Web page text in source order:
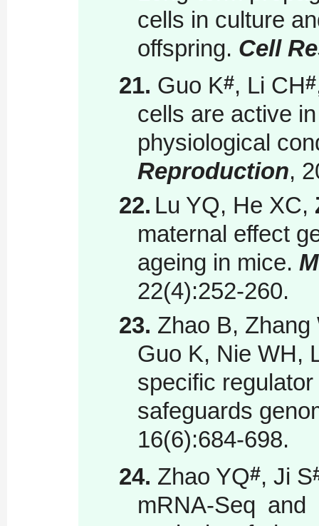
cells in culture
offspring. Cell
21. Guo K#, Li CH#
cells are active
physiological
Reproduction,
22. Lu YQ, He XC,
maternal effect
ageing in mice.
22(4):252-260.
23. Zhao B,
Guo K, Nie WH,
specific
safeguards
16(6):684-698.
24. Zhao YQ#, Ji S
mRNA-Seq